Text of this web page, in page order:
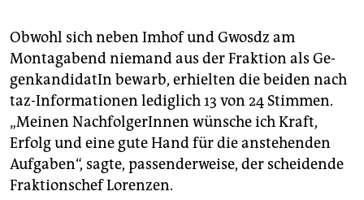
Obwohl sich neben Imhof und Gwosdz am
Montagabend niemand aus der Fraktion als Ge­
gen­kan­di­da­tIn­ bewarb, erhielten die beiden nach
taz-Informationen lediglich 13 von 24 Stimmen.
„Meinen Nach­fol­ge­rIn­nen wünsche ich Kraft,
Erfolg und eine gute Hand für die anstehenden
Aufgaben“, sagte, passenderweise, der scheidende
Fraktionschef Lorenzen.